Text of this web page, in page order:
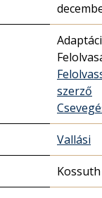
szerző
Vallási
Kossuth